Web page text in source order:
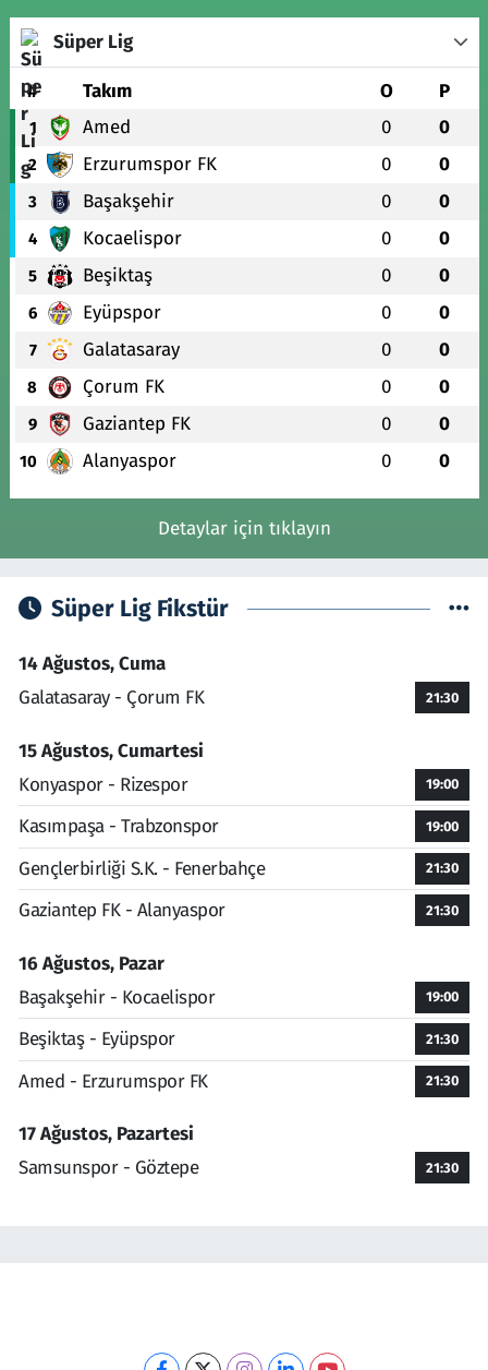
Süper Lig
# Takım O P
1 Amed 0 0
2 Erzurumspor FK 0 0
3 Başakşehir 0 0
4 Kocaelispor 0 0
5 Beşiktaş 0 0
6 Eyüpspor 0 0
7 Galatasaray 0 0
8 Çorum FK 0 0
9 Gaziantep FK 0 0
10 Alanyaspor 0 0
Detaylar için tıklayın
Süper Lig Fikstür
14 Ağustos, Cuma
Galatasaray - Çorum FK
21:30
15 Ağustos, Cumartesi
Konyaspor - Rizespor
19:00
Kasımpaşa - Trabzonspor 19:00
Gençlerbirliği S.K. - Fenerbahçe 21:30
Gaziantep FK - Alanyaspor 21:30
16 Ağustos, Pazar
Başakşehir - Kocaelispor
19:00
Beşiktaş - Eyüpspor 21:30
Amed - Erzurumspor FK 21:30
17 Ağustos, Pazartesi
Samsunspor - Göztepe
21:30